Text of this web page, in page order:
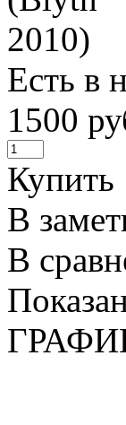
Есть в
1500
Купить
В
В